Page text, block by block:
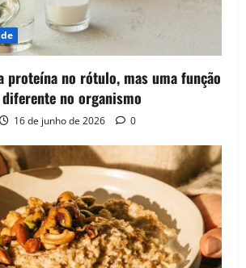
proteína no rótulo, mas uma função
no organismo
16 de junho de 2026 0